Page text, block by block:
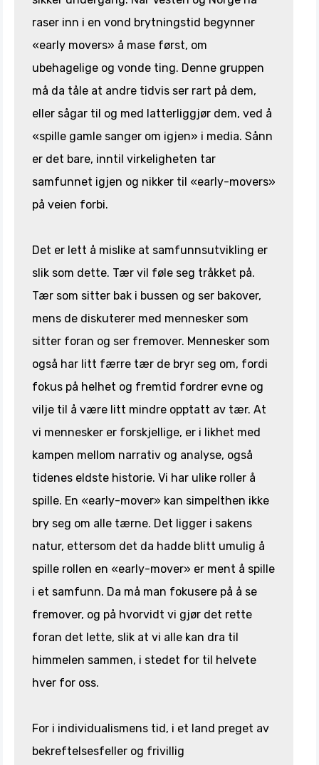
raser inn i en vond brytningstid begynner
«early movers» å mase først, om
ubehagelige og vonde ting. Denne gruppen
må da tåle at andre tidvis ser rart på dem,
eller sågar til og med latterliggjør dem, ved å
«spille gamle sanger om igjen» i media. Sånn
er det bare, inntil virkeligheten tar
samfunnet igjen og nikker til «early-movers»
på veien forbi.
Det er lett å mislike at samfunnsutvikling er
slik som dette. Tær vil føle seg tråkket på.
Tær som sitter bak i bussen og ser bakover,
mens de diskuterer med mennesker som
sitter foran og ser fremover. Mennesker som
også har litt færre tær de bryr seg om, fordi
fokus på helhet og fremtid fordrer evne og
vilje til å være litt mindre opptatt av tær. At
vi mennesker er forskjellige, er i likhet med
kampen mellom narrativ og analyse, også
tidenes eldste historie. Vi har ulike roller å
spille. En «early-mover» kan simpelthen ikke
bry seg om alle tærne. Det ligger i sakens
natur, ettersom det da hadde blitt umulig å
spille rollen en «early-mover» er ment å spille
i et samfunn. Da må man fokusere på å se
fremover, og på hvorvidt vi gjør det rette
foran det lette, slik at vi alle kan dra til
himmelen sammen, i stedet for til helvete
hver for oss.
For i individualismens tid, i et land preget av
bekreftelsesfeller og frivillig